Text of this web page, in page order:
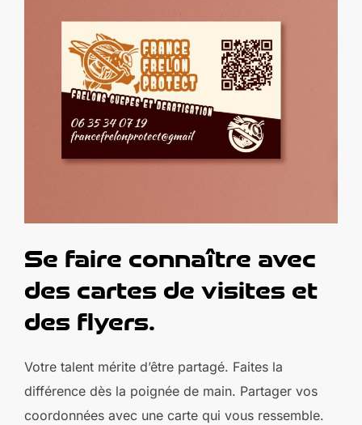
Se faire connaître avec
des cartes de visites et
des flyers.
Votre talent mérite d’être partagé. Faites la
différence dès la poignée de main. Partager vos
coordonnées avec une carte qui vous ressemble.